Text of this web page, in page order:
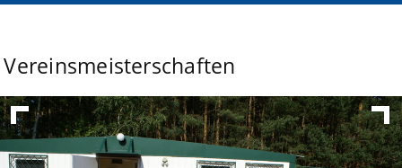
Vereinsmeisterschaften